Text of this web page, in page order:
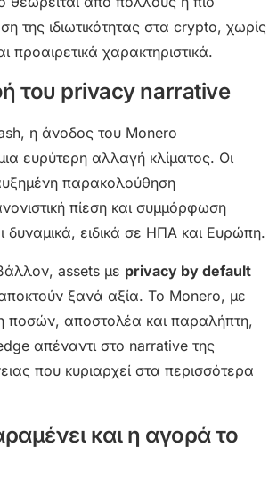
της ιδιωτικότητας στα crypto, χωρίς
προαιρετικά χαρακτηριστικά.
του privacy narrative
η άνοδος του Monero
μια ευρύτερη αλλαγή κλίματος. Οι
παρακολούθηση
πίεση και συμμόρφωση
δυναμικά, ειδικά σε ΗΠΑ και Ευρώπη.
assets με privacy by default
ξανά αξία. Το Monero, με
ποσών, αποστολέα και παραλήπτη,
απέναντι στο narrative της
που κυριαρχεί στα περισσότερα
και η αγορά το